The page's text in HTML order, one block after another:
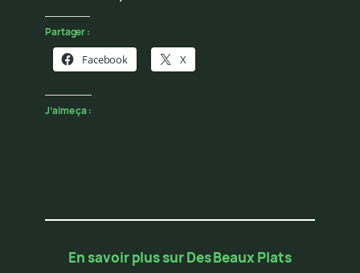
Partager :
Facebook X
J’aime ça :
En savoir plus sur Des Beaux Plats